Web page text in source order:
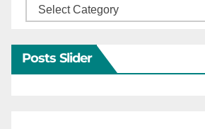
Categories
Posts Slider